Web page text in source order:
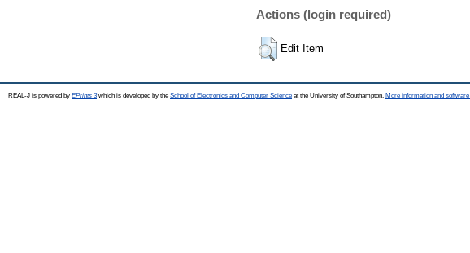
Actions (login required)
Edit Item
REAL-J is powered by EPrints 3which is developed by the School of Electronics and Computer Science at the University of Southampton. More information and